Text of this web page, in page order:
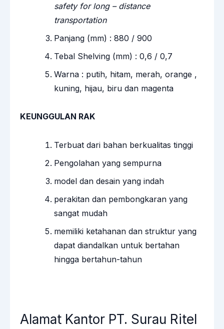
safety for long – distance
transportation
Panjang (mm) : 880 / 900
Tebal Shelving (mm) : 0,6 / 0,7
Warna : putih, hitam, merah, orange ,
kuning, hijau, biru dan magenta
KEUNGGULAN RAK
Terbuat dari bahan berkualitas tinggi
Pengolahan yang sempurna
model dan desain yang indah
perakitan dan pembongkaran yang
sangat mudah
memiliki ketahanan dan struktur yang
dapat diandalkan untuk bertahan
hingga bertahun-tahun
Alamat Kantor PT. Surau Ritel